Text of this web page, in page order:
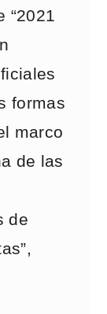
“2021
formas
marco
de las
de